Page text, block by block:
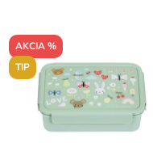
AKCIA %
TIP